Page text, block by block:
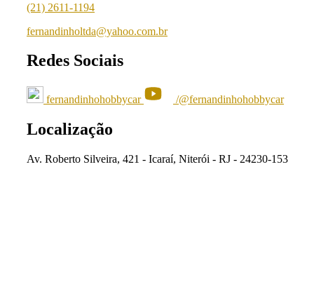
(21) 2611-1194
fernandinholtda@yahoo.com.br
Redes Sociais
fernandinhohobbycar /@fernandinhohobbycar
Localização
Av. Roberto Silveira, 421 - Icaraí, Niterói - RJ - 24230-153